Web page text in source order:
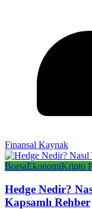
Finansal Kaynak
BorsaEkonomiKripto
Hedge Nedir?
Kapsamlı Rehber